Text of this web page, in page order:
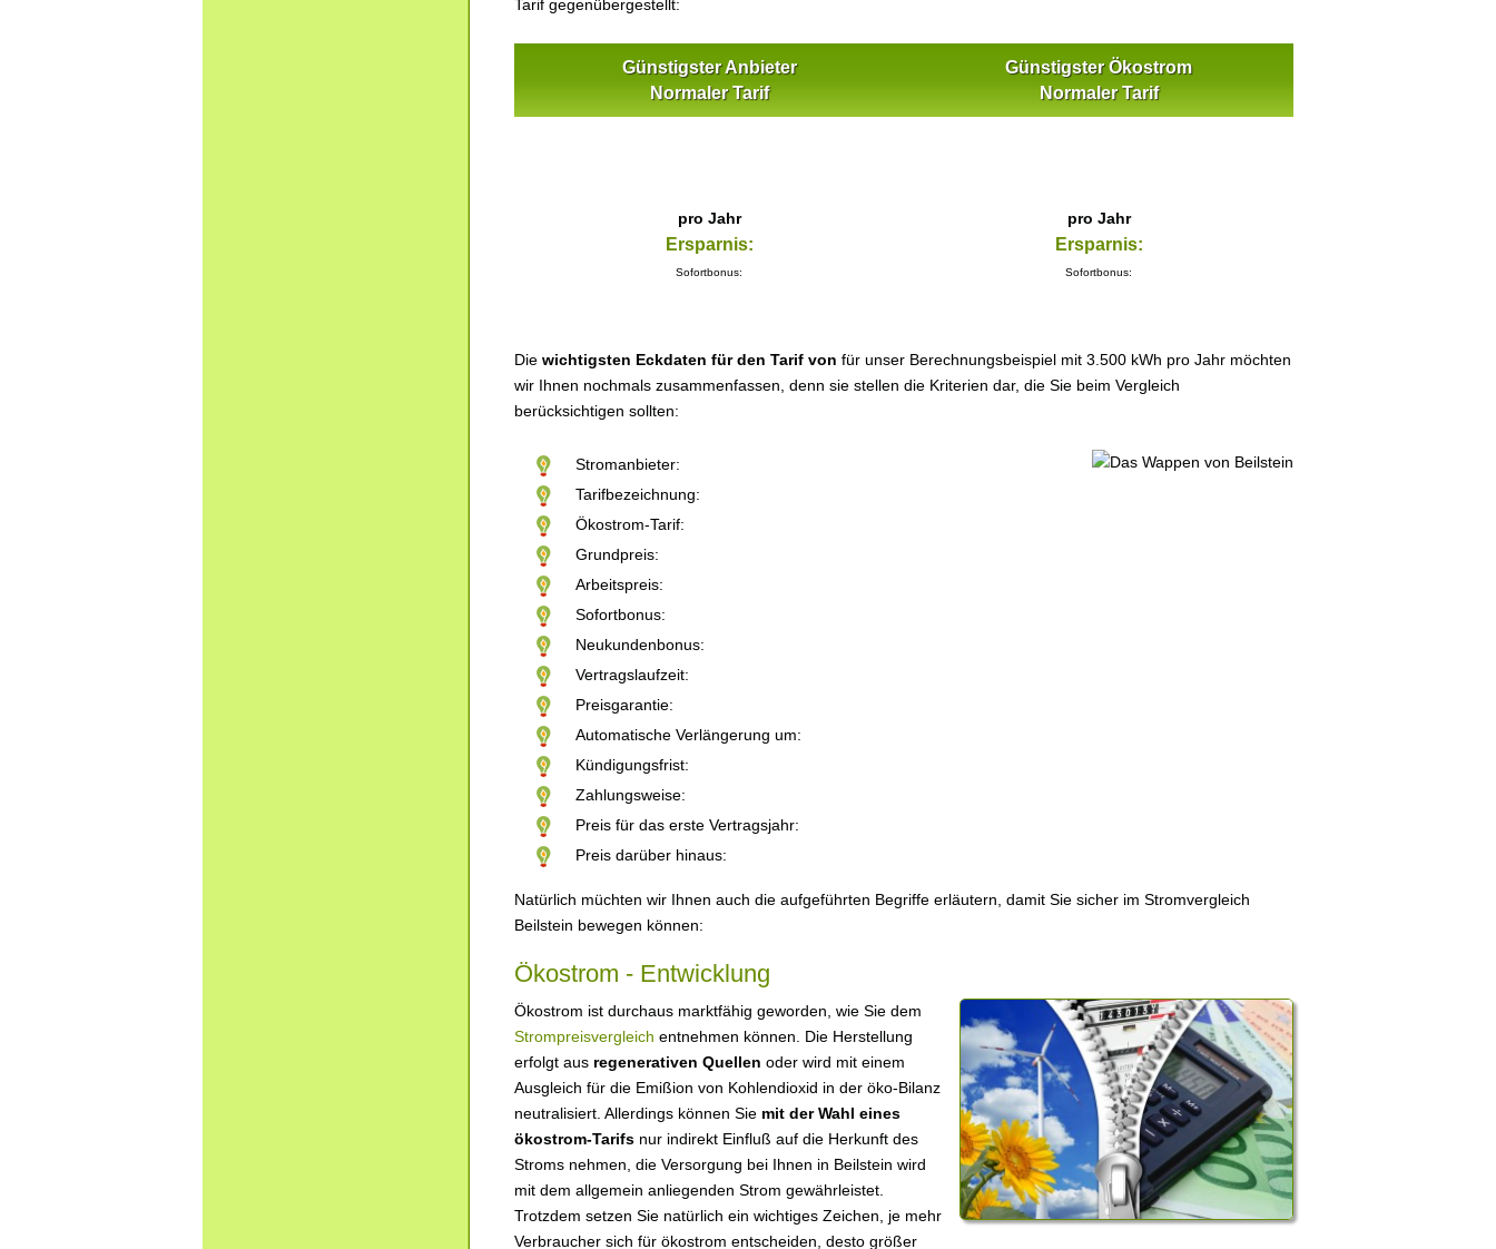
Tarif gegenübergestellt:
Günstigster Anbieter
Normaler Tarif
Günstigster Ökostrom
Normaler Tarif
pro Jahr
Ersparnis:
Sofortbonus:
pro Jahr
Ersparnis:
Sofortbonus:
Die wichtigsten Eckdaten für den Tarif von für unser Berechnungsbeispiel mit 3.500 kWh pro Jahr möchten
wir Ihnen nochmals zusammenfassen, denn sie stellen die Kriterien dar, die Sie beim Vergleich
berücksichtigen sollten:
Stromanbieter:
Tarifbezeichnung:
Ökostrom-Tarif:
Grundpreis:
Arbeitspreis:
Sofortbonus:
Neukundenbonus:
Vertragslaufzeit:
Preisgarantie:
Automatische Verlängerung um:
Kündigungsfrist:
Zahlungsweise:
Preis für das erste Vertragsjahr:
Preis darüber hinaus:
Natürlich müchten wir Ihnen auch die aufgeführten Begriffe erläutern, damit Sie sicher im Stromvergleich
Beilstein bewegen können:
Ökostrom - Entwicklung
Ökostrom ist durchaus marktfähig geworden, wie Sie dem
Strompreisvergleich entnehmen können. Die Herstellung
erfolgt aus regenerativen Quellen oder wird mit einem
Ausgleich für die Emißion von Kohlendioxid in der öko-Bilanz
neutralisiert. Allerdings können Sie mit der Wahl eines
ökostrom-Tarifs nur indirekt Einfluß auf die Herkunft des
Stroms nehmen, die Versorgung bei Ihnen in Beilstein wird
mit dem allgemein anliegenden Strom gewährleistet.
Trotzdem setzen Sie natürlich ein wichtiges Zeichen, je mehr
Verbraucher sich für ökostrom entscheiden, desto größer